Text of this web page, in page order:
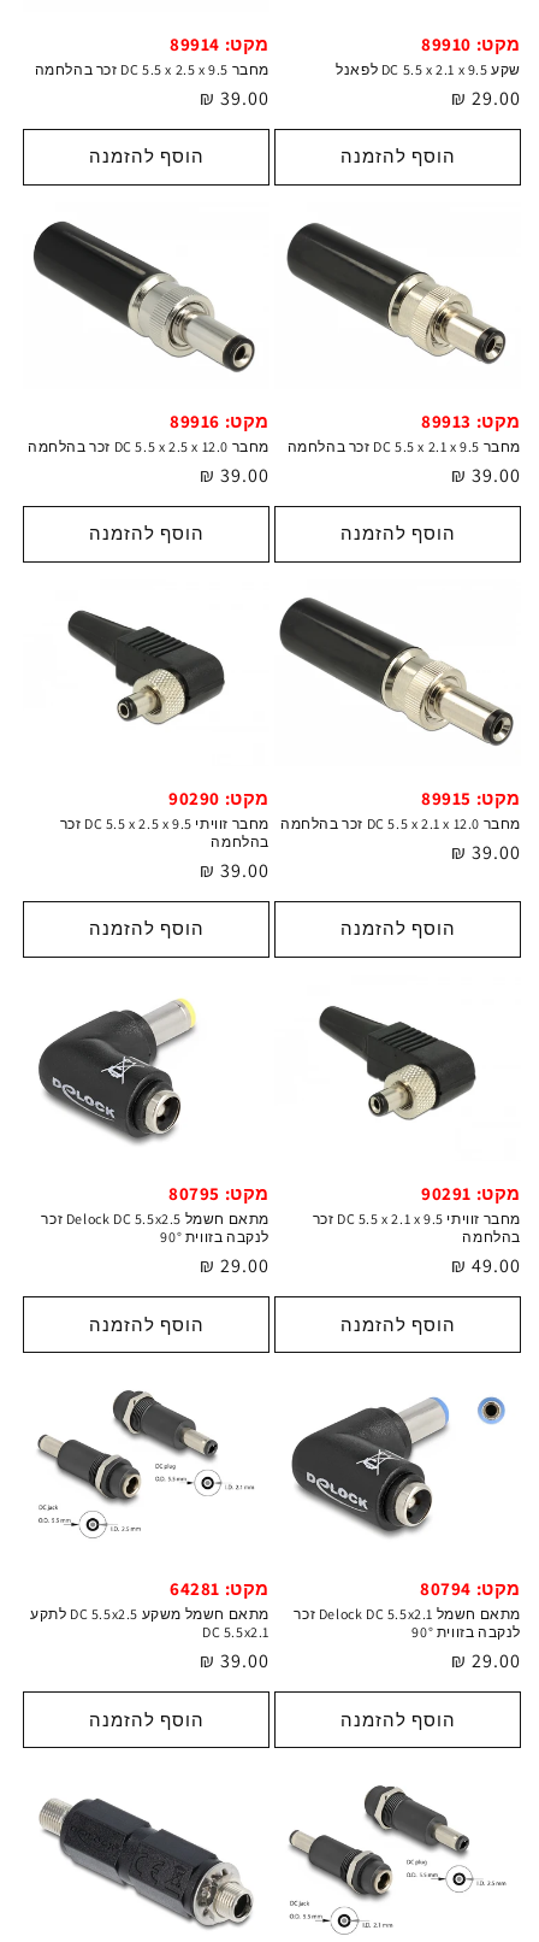
מקט: 89910
שקע DC 5.5 x 2.1 x 9.5 לפאנל
מחיר
רגיל
29.00 ₪
הוסף להזמנה
מקט: 89914
מחבר DC 5.5 x 2.5 x 9.5 זכר בהלחמה
מחיר
רגיל
39.00 ₪
הוסף להזמנה
מקט: 89913
מחבר DC 5.5 x 2.1 x 9.5 זכר בהלחמה
מחיר
רגיל
39.00 ₪
הוסף להזמנה
מקט: 89916
מחבר DC 5.5 x 2.5 x 12.0 זכר בהלחמה
מחיר
רגיל
39.00 ₪
הוסף להזמנה
מקט: 89915
מחבר DC 5.5 x 2.1 x 12.0 זכר בהלחמה
מחיר
39.00 ₪
הוסף להזמנה
מקט: 90290
מחבר זוויתי DC 5.5 x 2.5 x 9.5 זכר
בהלחמה
מחיר
רגיל
39.00 ₪
הוסף להזמנה
מקט: 90291
מחבר זוויתי DC 5.5 x 2.1 x 9.5 זכר
בהלחמה
מחיר
רגיל
49.00 ₪
הוסף להזמנה
מקט: 80795
מתאם חשמל Delock DC 5.5x2.5 זכר
לנקבה בזווית 90°
מחיר
רגיל
29.00 ₪
הוסף להזמנה
מקט: 80794
מתאם חשמל Delock DC 5.5x2.1 זכר
לנקבה בזווית 90°
מחיר
רגיל
29.00 ₪
הוסף להזמנה
מקט: 64281
מתאם חשמל משקע DC 5.5x2.5 לתקע
DC 5.5x2.1
מחיר
רגיל
39.00 ₪
הוסף להזמנה